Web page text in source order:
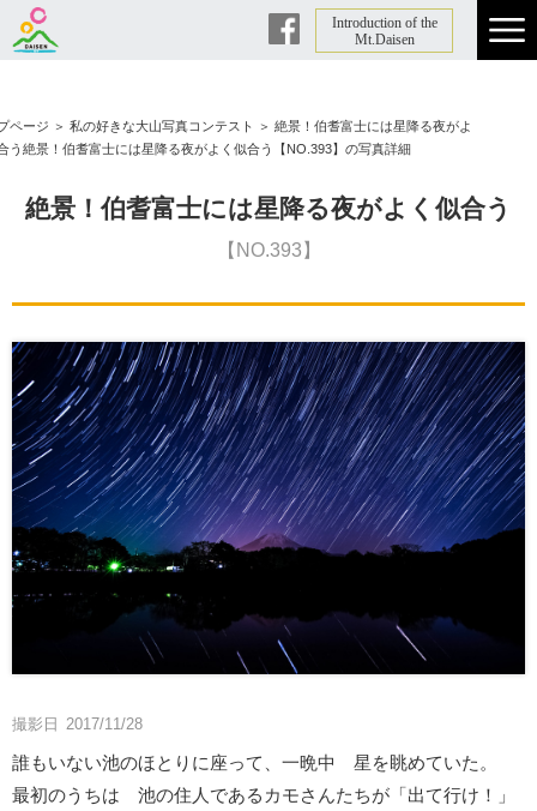
Facebook
Introduction of the
Mt.Daisen
ページ ＞ 私の好きな大山写真コンテスト ＞ 絶景！伯耆富士には星降る夜がよ
う絶景！伯耆富士には星降る夜がよく似合う【NO.393】の写真詳細
絶景！伯耆富士には星降る夜がよく似合う
【NO.393】
撮影日 2017/11/28
誰もいない池のほとりに座って、一晩中 星を眺めていた。
最初のうちは 池の住人であるカモさんたちが「出て行け！」